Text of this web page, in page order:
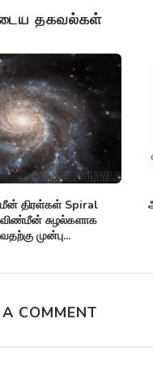
தகவல்கள்
எதிர்ப்பிகள்
மருந்து-எதிர்ப்பு
எதிராக